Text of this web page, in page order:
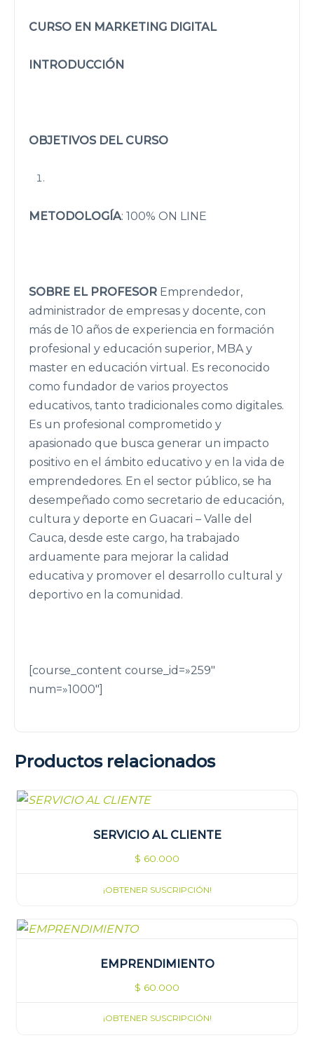
CURSO EN MARKETING DIGITAL
INTRODUCCIÓN
OBJETIVOS DEL CURSO
METODOLOGÍA: 100% ON LINE
SOBRE EL PROFESOR Emprendedor,
administrador de empresas y docente, con
más de 10 años de experiencia en formación
profesional y educación superior, MBA y
master en educación virtual. Es reconocido
como fundador de varios proyectos
educativos, tanto tradicionales como digitales.
Es un profesional comprometido y
apasionado que busca generar un impacto
positivo en el ámbito educativo y en la vida de
emprendedores. En el sector público, se ha
desempeñado como secretario de educación,
cultura y deporte en Guacari – Valle del
Cauca, desde este cargo, ha trabajado
arduamente para mejorar la calidad
educativa y promover el desarrollo cultural y
deportivo en la comunidad.
[course_content course_id=»259″
num=»1000″]
Productos relacionados
SERVICIO AL CLIENTE
$ 60.000
¡OBTENER SUSCRIPCIÓN!
EMPRENDIMIENTO
$ 60.000
¡OBTENER SUSCRIPCIÓN!